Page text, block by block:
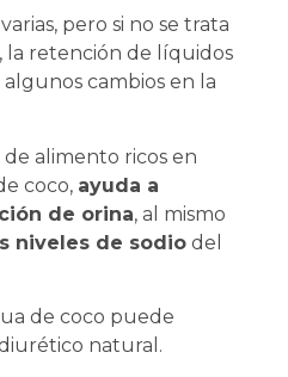
pero si no se trata
la retención de líquidos
cambios en la
alimento ricos en
coco, ayuda a
de orina, al mismo
niveles de sodio del
de coco puede
natural.